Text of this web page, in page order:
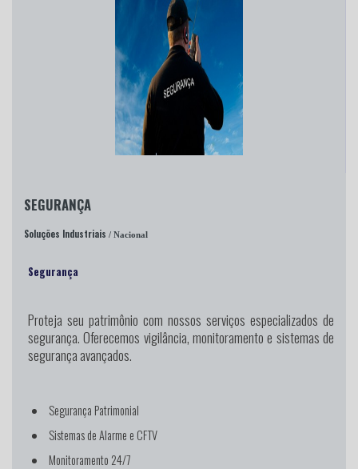
SEGURANÇA
Soluções Industriais / Nacional
Segurança
Proteja seu patrimônio com nossos serviços especializados de
segurança. Oferecemos vigilância, monitoramento e sistemas de
segurança avançados.
Segurança Patrimonial
Sistemas de Alarme e CFTV
Monitoramento 24/7